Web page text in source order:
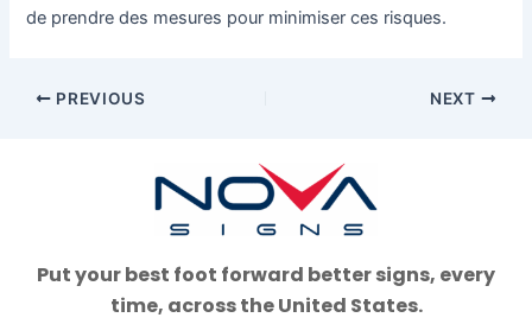
de prendre des mesures pour minimiser ces risques.
PREVIOUS NEXT
Put your best foot forward better signs, every
time, across the United States.